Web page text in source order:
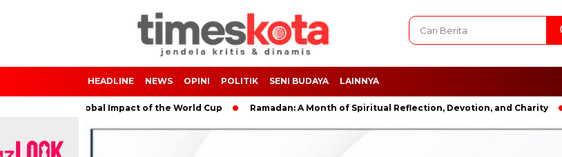
HEADLINE NEWS OPINI POLITIK SENI BUDAYA LAINNYA
The Global Impact of the World Cup Ramadan: A Month of Spiritual Reflection, Devotion, and Charity